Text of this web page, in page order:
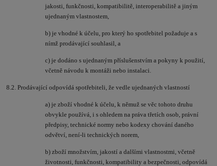
jakosti, funkčnosti, kompatibilitě, interoperabilitě a jiným
ujednaným vlastnostem,
b) je vhodné k účelu, pro který ho spotřebitel požaduje a s
nímž prodávající souhlasil, a
c) je dodáno s ujednaným příslušenstvím a pokyny k použití,
včetně návodu k montáži nebo instalaci.
8.2. Prodávající odpovídá spotřebiteli, že vedle ujednaných vlastností
a) je zboží vhodné k účelu, k němuž se věc tohoto druhu
obvykle používá, i s ohledem na práva třetích osob, právní
předpisy, technické normy nebo kodexy chování daného
odvětví, není-li technických norem,
b) zboží množstvím, jakostí a dalšími vlastnostmi, včetně
životnosti, funkčnosti, kompatibility a bezpečnosti, odpovídá